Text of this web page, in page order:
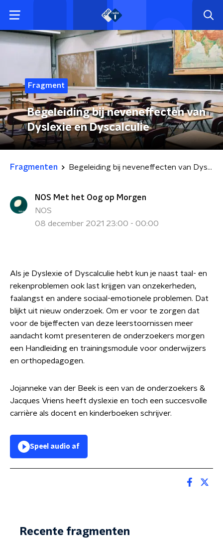
Fragment
Begeleiding bij neveneffecten van
Dyslexie en Dyscalculie
Fragmenten Begeleiding bij neveneffecten van Dyslexie en Dyscalculie
NOS Met het Oog op Morgen
NOS
08 december 2021 23:00 - 00:00
Als je Dyslexie of Dyscalculie hebt kun je naast taal- en
rekenproblemen ook last krijgen van onzekerheden,
faalangst en andere sociaal-emotionele problemen. Dat
blijkt uit nieuw onderzoek. Om er voor te zorgen dat
voor de bijeffecten van deze leerstoornissen meer
aandacht komt presenteren de onderzoekers morgen
een Handleiding en trainingsmodule voor onderwijzers
en orthopedagogen.
Jojanneke van der Beek is een van de onderzoekers &
Jacques Vriens heeft dyslexie en toch een succesvolle
carrière als docent en kinderboeken schrijver.
Speel audio af
Recente fragmenten